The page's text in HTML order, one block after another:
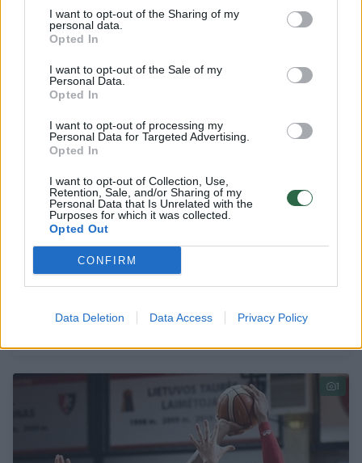
I want to opt-out of the Sharing of my
personal data.
Opted In
I want to opt-out of the Sale of my
Personal Data.
Opted In
I want to opt-out of processing my
Personal Data for Targeted Advertising.
Opted In
I want to opt-out of Collection, Use,
Retention, Sale, and/or Sharing of my
Personal Data that Is Unrelated with the
Purposes for which it was collected.
Opted Out
CONFIRM
Data Deletion Data Access Privacy Policy
Sportas
darbą Kantu klube
1